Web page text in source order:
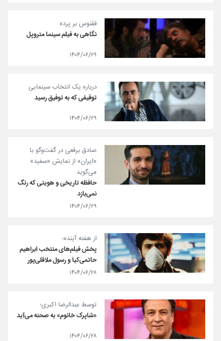
ققنوس بر پرده
نگاهی به فیلم سینما متروپل
۱۴۰۴/۰۶/۲۹
درباره یک انتخاب سینمایی
توقیفی که به توفیق رسید
۱۴۰۴/۰۶/۲۹
صادق برقعی در گفت‌وگو با
«ایران» از نمایش «سفید»
می‌گوید
حافظه تاریخی و هویتی که رنگ
نمی‌بازد
۱۴۰۴/۰۶/۲۹
از هفته آینده؛
پخش فیلم‌های منتخب ابراهیم
حاتمی‌کیا و رسول ملاقلی‌پور
۱۴۰۴/۰۶/۲۸
توسط عبدالرضا اکبری؛
«شاپرک خانوم» به صحنه می‌آید
۱۴۰۴/۰۶/۲۸